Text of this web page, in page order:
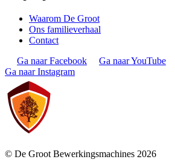
Waarom De Groot
Ons familieverhaal
Contact
Ga naar Facebook
Ga naar YouTube
Ga naar Instagram
© De Groot Bewerkingsmachines 2026